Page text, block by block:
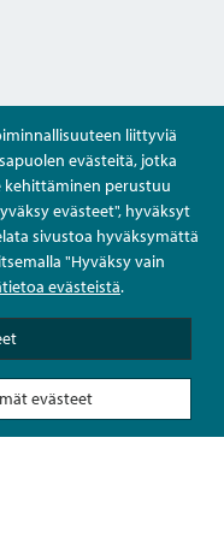
liittyviä
evästeitä, jotka
kehittäminen perustuu
evästeet", hyväksyt
sivustoa hyväksymättä
"Hyväksy vain
evästeistä.
evästeet